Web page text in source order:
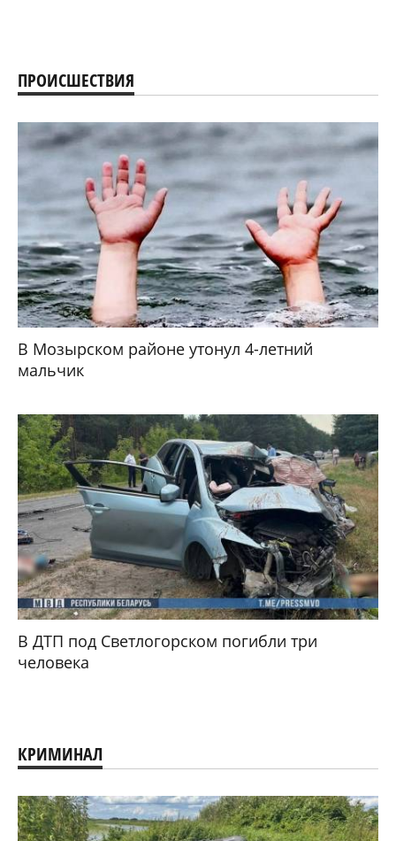
ПРОИСШЕСТВИЯ
В Мозырском районе утонул 4-летний
мальчик
В ДТП под Светлогорском погибли три
человека
КРИМИНАЛ